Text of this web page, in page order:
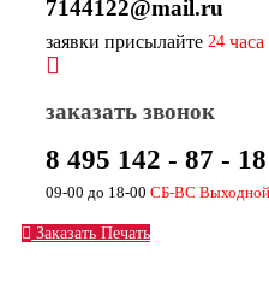
7144122@mail.ru
заявки присылайте 24 часа
заказать звонок
8 495 142 - 87 - 18
09-00 до 18-00 СБ-ВС Выходной
Заказать Печать